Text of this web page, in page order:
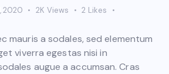
2020 2K Views 2 Likes
mauris a sodales, sed elementum
viverra egestas nisi in
augue a accumsan. Cras